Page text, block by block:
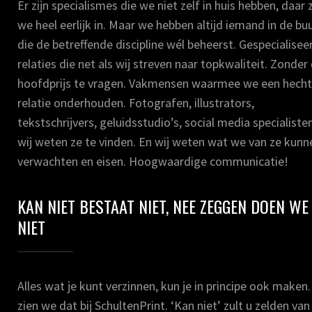
Er zijn specialismes die we niet zelf in huis hebben, daar
we heel eerlijk in. Maar we hebben altijd iemand in de
die de betreffende discipline wél beheerst.
relaties die net als wij streven naar topkwaliteit. Zonder
hoofdprijs te vragen. Vakmensen waarmee we een
relatie onderhouden. Fotografen, illustrators,
tekstschrijvers, geluidsstudio’s, social media
wij weten ze te vinden. En wij weten wat we van ze
verwachten en eisen. Hoogwaardige communicatie!
KAN NIET BESTAAT NIET, NEE ZEGGEN DOEN WE
NIET
Alles wat je kunt verzinnen, kun je in principe ook
zien we dat bij SchultenPrint. ‘Kan niet’ zult u zelden van